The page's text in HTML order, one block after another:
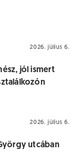
2026. július 6.
jól ismert
2026. július 6.
utcában